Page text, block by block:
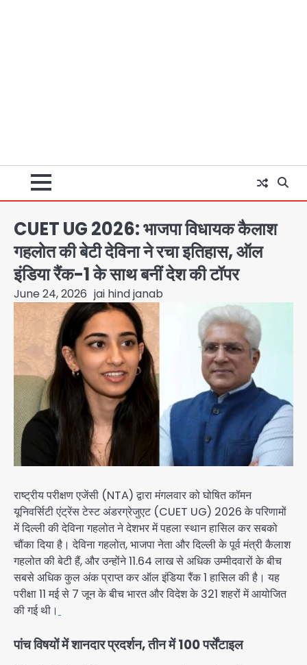
CUET UG 2026: भाजपा विधायक कैलाश
गहलोत की बेटी देविना ने रचा इतिहास, ऑल
इंडिया रैंक-1 के साथ बनीं देश की टॉपर
June 24, 2026 jai hind janab
राष्ट्रीय परीक्षण एजेंसी (NTA) द्वारा मंगलवार को घोषित कॉमन
यूनिवर्सिटी एंट्रेंस टेस्ट अंडरग्रेजुएट (CUET UG) 2026 के परिणामों
में दिल्ली की देविना गहलोत ने देशभर में पहला स्थान हासिल कर सबको
चौंका दिया है। देविना गहलोत, भाजपा नेता और दिल्ली के पूर्व मंत्री कैलाश
गहलोत की बेटी हैं, और उन्होंने 11.64 लाख से अधिक उम्मीदवारों के बीच
सबसे अधिक कुल अंक प्राप्त कर ऑल इंडिया रैंक 1 हासिल की है। यह
परीक्षा 11 मई से 7 जून के बीच भारत और विदेश के 321 शहरों में आयोजित
की गई थी।
पांच विषयों में शानदार प्रदर्शन, तीन में 100 पर्सेंटाइल